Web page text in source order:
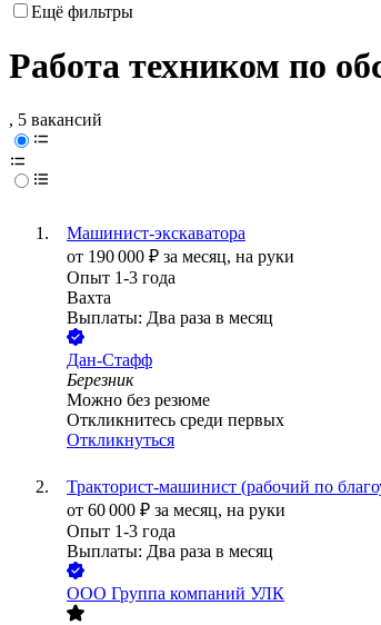
Ещё фильтры
Работа техником по
, 5 вакансий
Машинист-экскаватора
от 190 000 ₽ за месяц, на руки
Опыт 1-3 года
Вахта
Выплаты: Два раза в месяц
Дан-Стафф
Березник
Можно без резюме
Откликнитесь среди первых
Откликнуться
Тракторист-машинист (рабочий по
от 60 000 ₽ за месяц, на руки
Опыт 1-3 года
Выплаты: Два раза в месяц
ООО Группа компаний УЛК